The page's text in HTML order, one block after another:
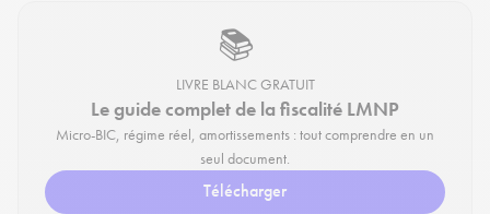
📚
LIVRE BLANC GRATUIT
Le guide complet de la fiscalité LMNP
Micro-BIC, régime réel, amortissements : tout comprendre en un
seul document.
Télécharger